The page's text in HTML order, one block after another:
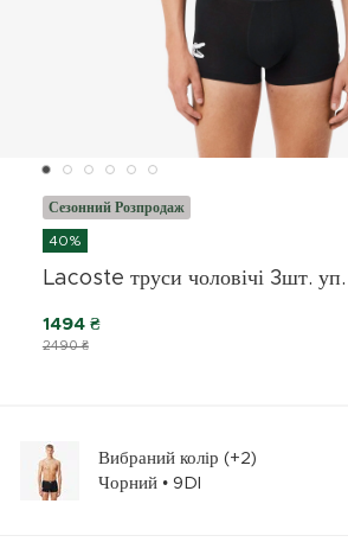
Сезонний Розпродаж
40%
Lacoste труси чоловічі 3шт. уп.
2490 ₴
1494 ₴
Вибраний колір (+2)
Чорний • 9DI